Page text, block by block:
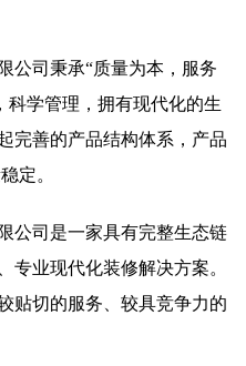
公司秉承“质量为本，服务
科学管理，拥有现代化的生
完善的产品结构体系，产品
定。
公司是一家具有完整生态链
专业现代化装修解决方案。
贴切的服务、较具竞争力的